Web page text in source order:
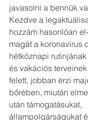
javasolni a bennük
Kezdve a
hozzám hasonlóan
magát a koronavírus
hétköznapi
és vakációs
felett, jobban érzi
bőrében, miután
után támogatásukat,
állampolgárságukat